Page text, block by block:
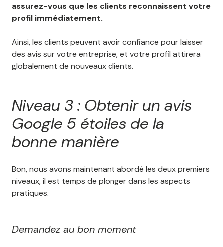
assurez-vous que les clients reconnaissent votre
profil immédiatement.
Ainsi, les clients peuvent avoir confiance pour laisser
des avis sur votre entreprise, et votre profil attirera
globalement de nouveaux clients.
Niveau 3 : Obtenir un avis
Google 5 étoiles de la
bonne manière
Bon, nous avons maintenant abordé les deux premiers
niveaux, il est temps de plonger dans les aspects
pratiques.
Demandez au bon moment